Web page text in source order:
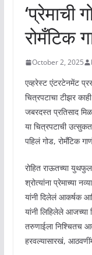
‘प्रेमाची
रोमँटिक
October 2, 2025
एव्हरेस्ट एंटरटेनमेंट
चित्रपटाचा टीझर काही
जबरदस्त प्रतिसाद
या चित्रपटाची
पहिलं गोड, रोमँटिक
रोहित राऊतच्या
श्रोत्यांना प्रेमाच्या
यांनी दिलेलं आकर्षक
यांनी लिहिलेले आजच्या
तरुणाईला निश्चितच
हरवल्यासारखं,